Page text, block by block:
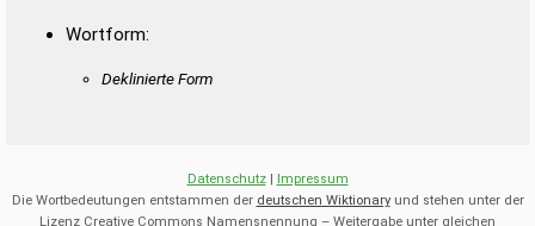
Wortform:
Deklinierte Form
Datenschutz| Impressum
Die Wortbedeutungen entstammen der deutschen Wiktionaryund stehen unter der
Lizenz Creative Commons Namensnennung – Weitergabe unter gleichen